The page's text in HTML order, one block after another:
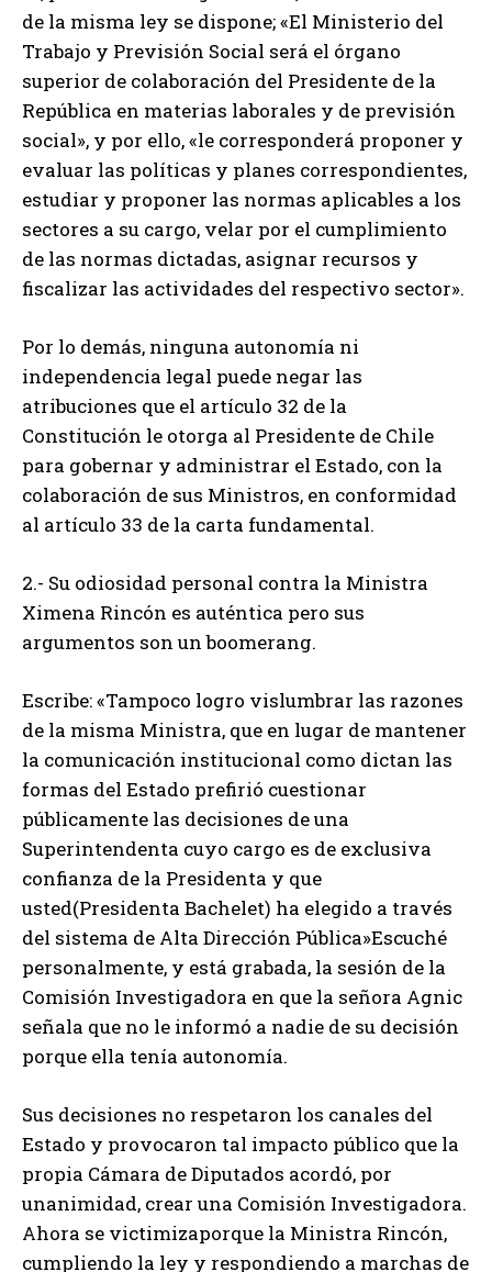
de la misma ley se dispone; «El Ministerio del
Trabajo y Previsión Social será el órgano
superior de colaboración del Presidente de la
República en materias laborales y de previsión
social», y por ello, «le corresponderá proponer y
evaluar las políticas y planes correspondientes,
estudiar y proponer las normas aplicables a los
sectores a su cargo, velar por el cumplimiento
de las normas dictadas, asignar recursos y
fiscalizar las actividades del respectivo sector».
Por lo demás, ninguna autonomía ni
independencia legal puede negar las
atribuciones que el artículo 32 de la
Constitución le otorga al Presidente de Chile
para gobernar y administrar el Estado, con la
colaboración de sus Ministros, en conformidad
al artículo 33 de la carta fundamental.
2.- Su odiosidad personal contra la Ministra
Ximena Rincón es auténtica pero sus
argumentos son un boomerang.
Escribe: «Tampoco logro vislumbrar las razones
de la misma Ministra, que en lugar de mantener
la comunicación institucional como dictan las
formas del Estado prefirió cuestionar
públicamente las decisiones de una
Superintendenta cuyo cargo es de exclusiva
confianza de la Presidenta y que
usted(Presidenta Bachelet) ha elegido a través
del sistema de Alta Dirección Pública»Escuché
personalmente, y está grabada, la sesión de la
Comisión Investigadora en que la señora Agnic
señala que no le informó a nadie de su decisión
porque ella tenía autonomía.
Sus decisiones no respetaron los canales del
Estado y provocaron tal impacto público que la
propia Cámara de Diputados acordó, por
unanimidad, crear una Comisión Investigadora.
Ahora se victimizaporque la Ministra Rincón,
cumpliendo la ley y respondiendo a marchas de